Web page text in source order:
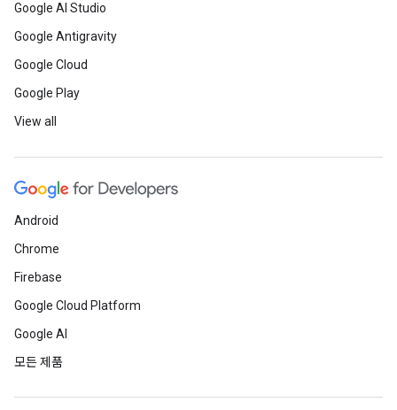
Google AI Studio
Google Antigravity
Google Cloud
Google Play
View all
Android
Chrome
Firebase
Google Cloud Platform
Google AI
모든 제품